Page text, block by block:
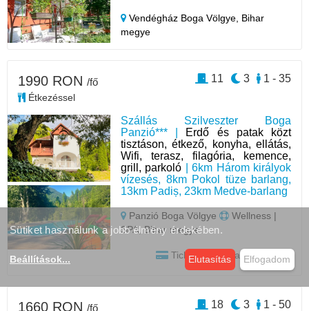
Vendégház Boga Völgye, Bihar
megye
Szállás Szilveszter Boga
Panzió*** | Erdő és patak közt
tisztáson, étkező, konyha, ellátás,
Wifi, terasz, filagória, kemence,
grill, parkoló | 6km Három királyok
vízesés, 8km Pokol tüze barlang,
13km Padiș, 23km Medve-barlang
Panzió Boga Völgye
Wellness |
SPA, Bihar megye
Tichet | Card vakációs jegy
1990 RON /fő
Étkezéssel
1 - 35
3
11
1660 RON /fő 1 - 50
3
18
Sütiket használunk a jobb élmény érdekében.
Beállítások... Elutasítás Elfogadom